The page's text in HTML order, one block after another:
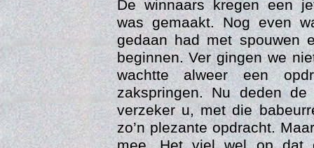
De winnaars kregen een
was gemaakt. Nog even
gedaan had met spouwen
beginnen. Ver gingen we
wachtte alweer een
zakspringen. Nu deden
verzeker u, met die
zo’n plezante opdracht.